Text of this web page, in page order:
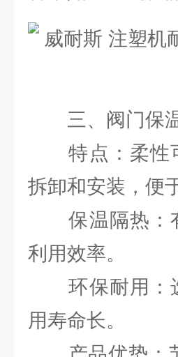
三、阀门保
特点：柔性可
拆卸和安装，便
保温隔热：有
利用效率。
环保耐用：选
用寿命长。